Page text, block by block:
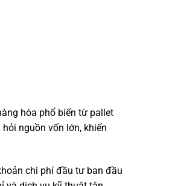
hóa phổ biến từ pallet
nguồn vốn lớn, khiến
chi phí đầu tư ban đầu